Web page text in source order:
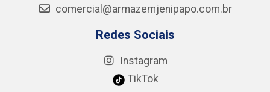
comercial@armazemjenipapo.com.br
Redes Sociais
Instagram
TikTok